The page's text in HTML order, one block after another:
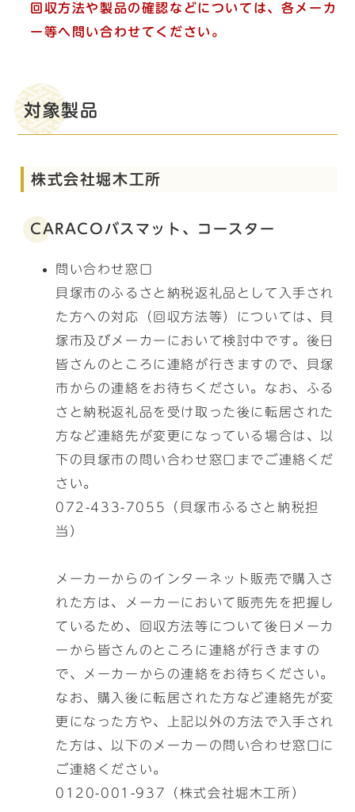
回収方法や製品の確認などについては、各メーカ
ー等へ問い合わせてください。
対象製品
株式会社堀木工所
CARACOバスマット、コースター
問い合わせ窓口
貝塚市のふるさと納税返礼品として入手され
た方への対応（回収方法等）については、貝
塚市及びメーカーにおいて検討中です。後日
皆さんのところに連絡が行きますので、貝塚
市からの連絡をお待ちください。なお、ふる
さと納税返礼品を受け取った後に転居された
方など連絡先が変更になっている場合は、以
下の貝塚市の問い合わせ窓口までご連絡くだ
さい。
072-433-7055（貝塚市ふるさと納税担
当）
メーカーからのインターネット販売で購入さ
れた方は、メーカーにおいて販売先を把握し
ているため、回収方法等について後日メーカ
ーから皆さんのところに連絡が行きますの
で、メーカーからの連絡をお待ちください。
なお、購入後に転居された方など連絡先が変
更になった方や、上記以外の方法で入手され
た方は、以下のメーカーの問い合わせ窓口に
ご連絡ください。
0120-001-937（株式会社堀木工所）